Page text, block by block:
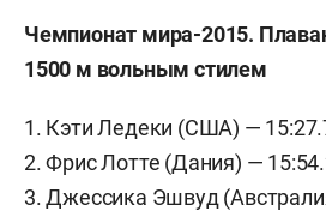
Чемпионат мира-2015.
1500 м вольным стилем
1. Кэти Ледеки (США) —
2. Фрис Лотте (Дания) —
3. Джессика Эшвуд